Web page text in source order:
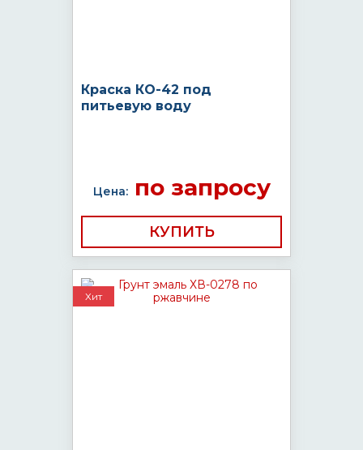
Краска КО-42 под
питьевую воду
Цена:по запросу
КУПИТЬ
Хит